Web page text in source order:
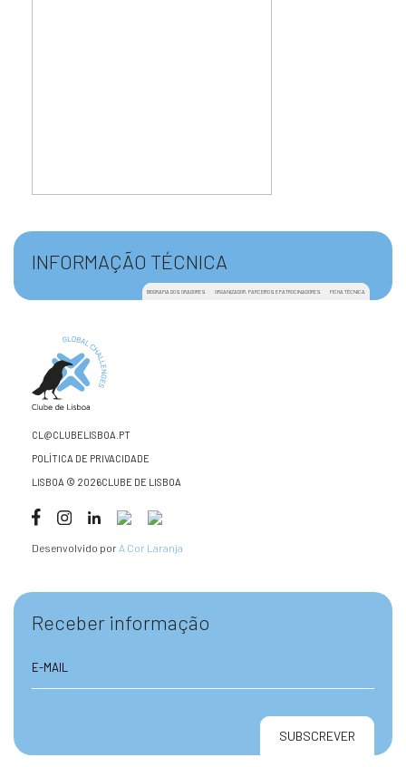
INFORMAÇÃO TÉCNICA
BIOGRAFIA DOS ORADORES ORGANIZADOR, PARCEIROS E PATROCINADORES FICHA TÉCNICA
CL@CLUBELISBOA.PT
POLÍTICA DE PRIVACIDADE
LISBOA © 2026CLUBE DE LISBOA
Desenvolvido por A Cor Laranja
Receber informação